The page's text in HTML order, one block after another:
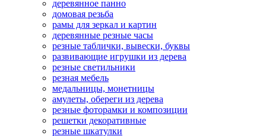
деревянное панно
домовая резьба
рамы для зеркал и картин
деревянные резные часы
резные таблички, вывески, буквы
развивающие игрушки из дерева
резные светильники
резная мебель
медальницы, монетницы
амулеты, обереги из дерева
резные фоторамки и композиции
решетки декоративные
резные шкатулки